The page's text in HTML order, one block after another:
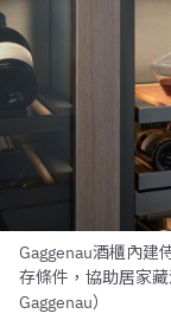
Gaggenau酒櫃內建
存條件，協助居家
Gaggenau）